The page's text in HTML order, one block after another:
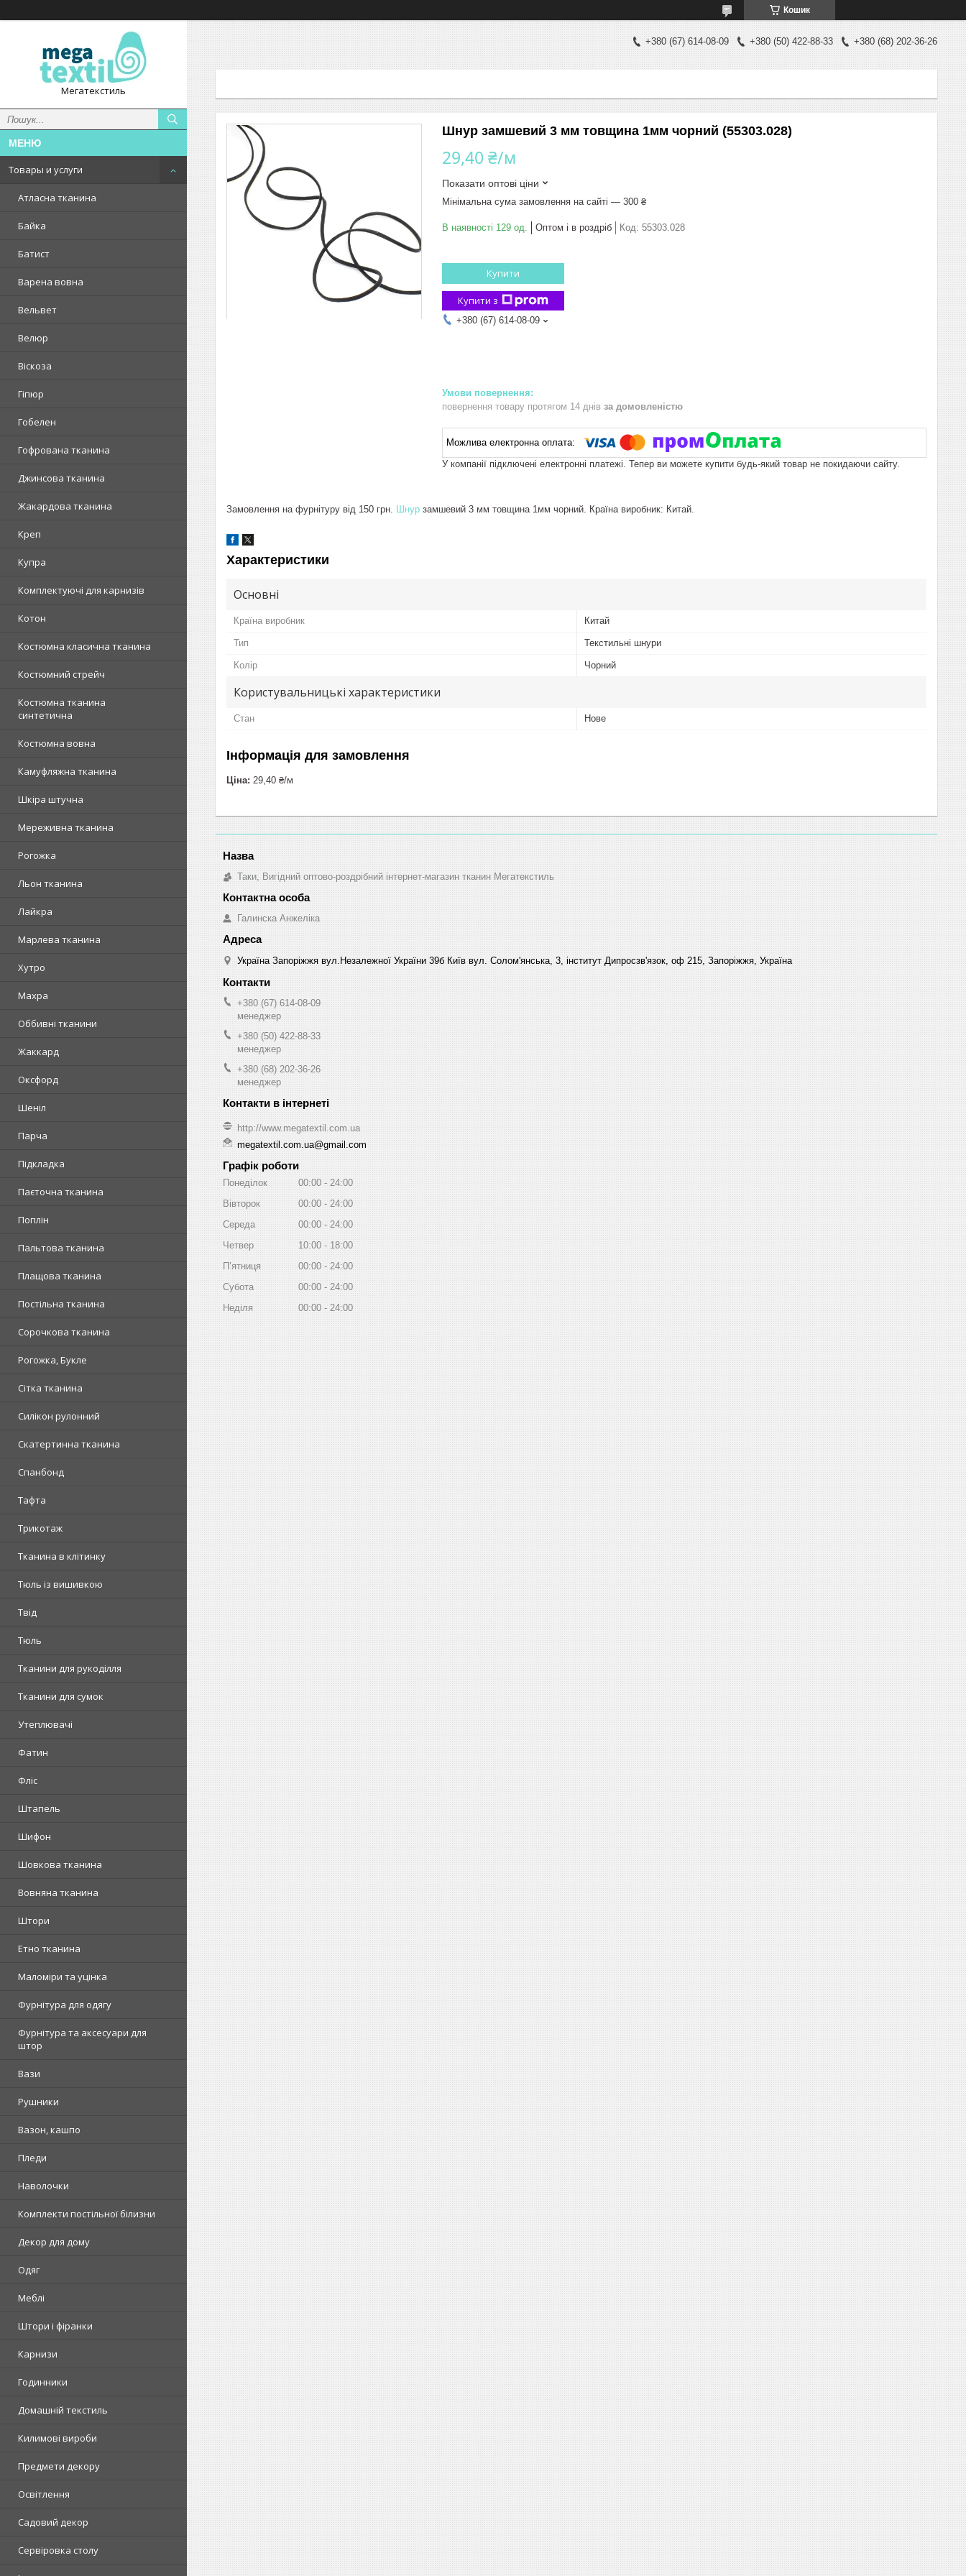
Кошик
Мегатекстиль
Товары и услуги
Атласна тканина
Байка
Батист
Варена вовна
Вельвет
Велюр
Віскоза
Гіпюр
Гобелен
Гофрована тканина
Джинсова тканина
Жакардова тканина
Креп
Купра
Комплектуючі для карнизів
Котон
Костюмна класична тканина
Костюмний стрейч
Костюмна тканина
синтетична
Костюмна вовна
Камуфляжна тканина
Шкіра штучна
Мереживна тканина
Рогожка
Льон тканина
Лайкра
Марлева тканина
Хутро
Махра
Оббивні тканини
Жаккард
Оксфорд
Шеніл
Парча
Підкладка
Паєточна тканина
Поплін
Пальтова тканина
Плащова тканина
Постільна тканина
Сорочкова тканина
Рогожка, Букле
Сітка тканина
Силікон рулонний
Скатертинна тканина
Спанбонд
Тафта
Трикотаж
Тканина в клітинку
Тюль із вишивкою
Твід
Тюль
Тканини для рукоділля
Тканини для сумок
Утеплювачі
Фатин
Фліс
Штапель
Шифон
Шовкова тканина
Вовняна тканина
Штори
Етно тканина
Маломіри та уцінка
Фурнітура для одягу
Фурнітура та аксесуари для
штор
Вази
Рушники
Вазон, кашпо
Пледи
Наволочки
Комплекти постільної білизни
Декор для дому
Одяг
Меблі
Штори і фіранки
Карнизи
Годинники
Домашній текстиль
Килимові вироби
Предмети декору
Освітлення
Садовий декор
Сервіровка столу
+380 (67) 614-08-09 +380 (50) 422-88-33 +380 (68) 202-36-26
Шнур замшевий 3 мм товщина 1мм чорний (55303.028)
29,40 ₴/м
Показати оптові ціни
Мінімальна сума замовлення на сайті — 300 ₴
В наявності 129 од. Оптом і в роздріб Код: 55303.028
Купити
Купити з
+380 (67) 614-08-09
повернення товару протягом 14 днів за домовленістю
У компанії підключені електронні платежі. Тепер ви можете купити будь-який товар не покидаючи сайту.
Замовлення на фурнітуру від 150 грн. Шнур замшевий 3 мм товщина 1мм чорний. Країна виробник: Китай.
Характеристики
Основні
Країна виробник Китай
Тип Текстильні шнури
Колір Чорний
Користувальницькі характеристики
Стан Нове
Інформація для замовлення
Ціна: 29,40 ₴/м
Таки, Вигідний оптово-роздрібний інтернет-магазин тканин Мегатекстиль
Галинска Анжеліка
Україна Запоріжжя вул.Незалежної України 39б Київ вул. Солом'янська, 3, інститут Дипросзв'язок, оф 215, Запоріжжя, Україна
+380 (67) 614-08-09
менеджер
+380 (50) 422-88-33
менеджер
+380 (68) 202-36-26
менеджер
http://www.megatextil.com.ua
megatextil.com.ua@gmail.com
Графік роботи
Понеділок 00:00
24:00
Вівторок
00:00
24:00
Середа
00:00
24:00
Четвер
10:00
18:00
Пʼятниця
00:00
24:00
Субота
00:00
24:00
Неділя
00:00 24:00